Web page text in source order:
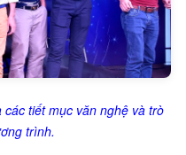
tiết mục văn nghệ và trò
trình.